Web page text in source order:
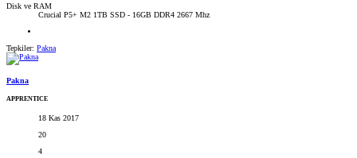
Disk ve RAM
Crucial P5+ M2 1TB SSD - 16GB DDR4 2667 Mhz
Tepkiler: Pakna
Pakna
APPRENTICE
18 Kas 2017
20
4